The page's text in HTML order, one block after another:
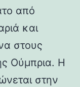
από
και
στους
Ούμπρια. Η
στην